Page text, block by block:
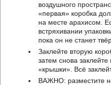
воздушного
«первая» коробка
на месте арахисом.
встряхивании
пока он не станет
Заклейте вторую
затем снова
«крышки». Всё
ВАЖНО: разместите